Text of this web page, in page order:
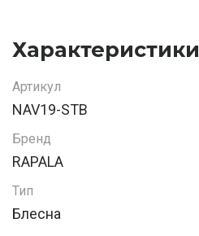
Характеристики
Артикул
NAV19-STB
Бренд
RAPALA
Тип
Блесна